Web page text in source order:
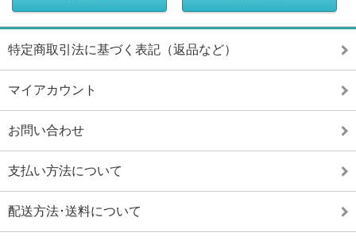
特定商取引法に基づく表記（返品など）
マイアカウント
お問い合わせ
支払い方法について
配送方法･送料について